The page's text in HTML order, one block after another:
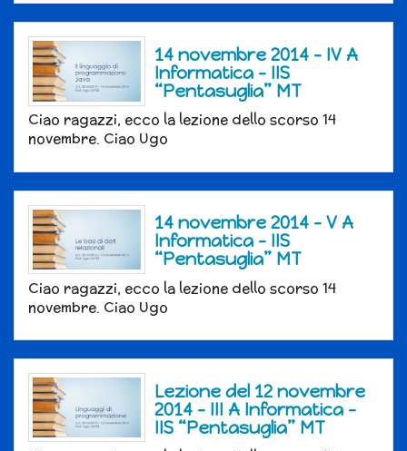
14 novembre 2014 – IV A
Informatica – IIS
“Pentasuglia” MT
Ciao ragazzi, ecco la lezione dello scorso 14
novembre. Ciao Ugo
14 novembre 2014 – V A
Informatica – IIS
“Pentasuglia” MT
Ciao ragazzi, ecco la lezione dello scorso 14
novembre. Ciao Ugo
Lezione del 12 novembre
2014 – III A Informatica –
IIS “Pentasuglia” MT